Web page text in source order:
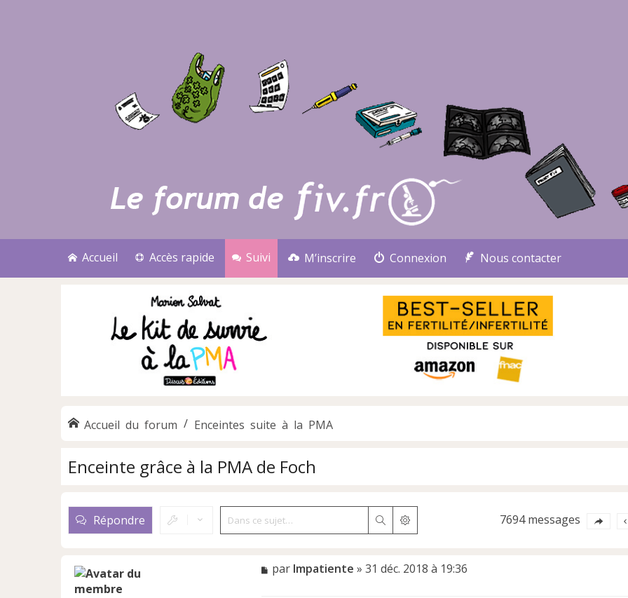
Accueil Accès rapide Suivi M’inscrire Connexion Nous contacter
Accueil du forum Enceintes suite à la PMA
Enceinte grâce à la PMA de Foch
Répondre RechercherRecherche avancée 7694 messages
M
par Impatiente » 31 déc. 2018 à 19:36